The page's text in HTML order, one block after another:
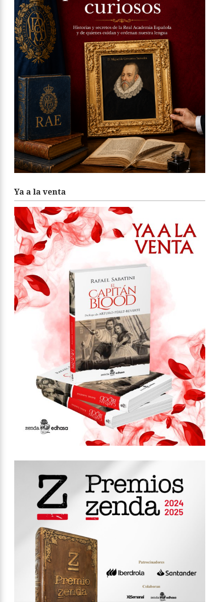
Ya a la venta